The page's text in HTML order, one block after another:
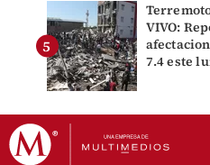
VIVO:
7.4 este